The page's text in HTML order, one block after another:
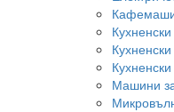
Машини